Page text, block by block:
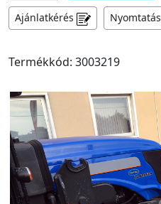
Ajánlatkérés Nyomtatás
Termékkód: 3003219